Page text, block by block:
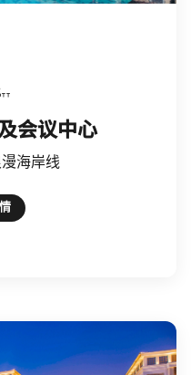
会议中心
海岸线